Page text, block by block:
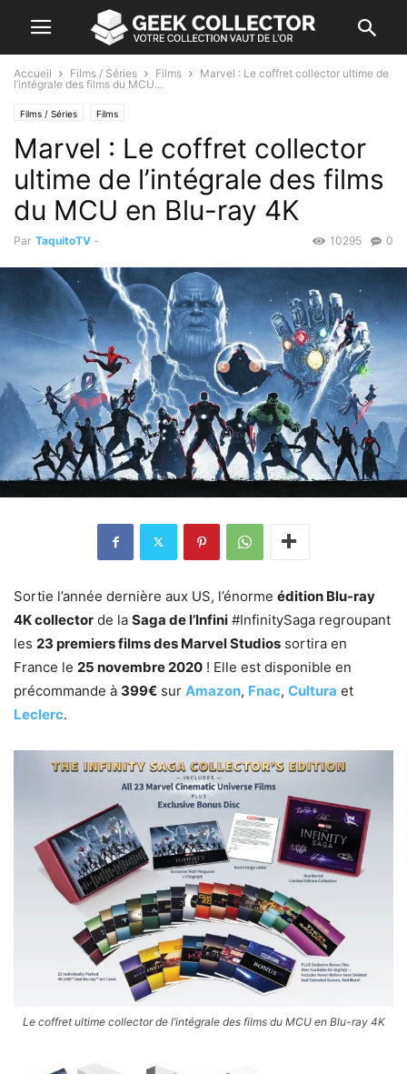
Accueil Films / Séries Films
Marvel : Le coffret collector ultime de
l’intégrale des films du MCU...
Films / Séries Films
Marvel : Le coffret collector
ultime de l’intégrale des films
du MCU en Blu-ray 4K
Par TaquitoTV - 0
10295
Sortie l’année dernière aux US, l’énorme édition Blu-ray
4K collector de la Saga de l’Infini #InfinitySaga regroupant
les 23 premiers films des Marvel Studios sortira en
France le 25 novembre 2020 ! Elle est disponible en
précommande à 399€ sur Amazon, Fnac, Cultura et
Leclerc.
Le coffret ultime collector de l’intégrale des films du MCU en Blu-ray 4K